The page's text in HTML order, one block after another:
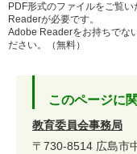
PDF形式のファイルをご覧
Readerが必要です。
Adobe Readerをお持ちでな
ださい。（無料）
このページに
教育委員会事務局
〒730-8514 広島市